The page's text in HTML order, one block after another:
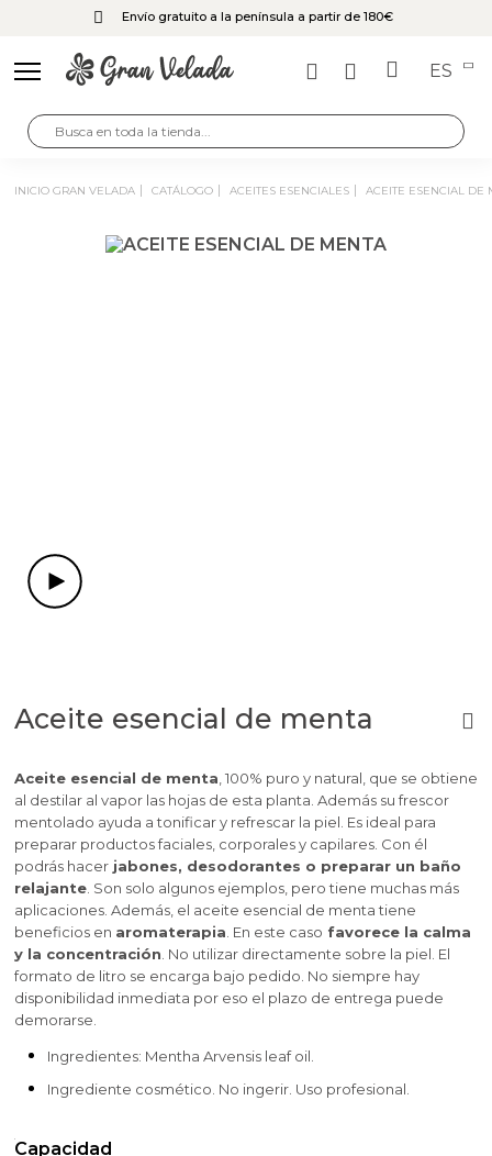
Envío gratuito a la península a partir de 180€
ES
INICIO GRAN VELADA CATÁLOGO ACEITES ESENCIALES ACEITE ESENCIAL DE
Aceite esencial de menta
Aceite esencial de menta , 100% puro y natural, que se obtiene
al destilar al vapor las hojas de esta planta. Además su frescor
mentolado ayuda a tonificar y refrescar la piel. Es ideal para
preparar productos faciales, corporales y capilares. Con él
podrás hacerjabones, desodorantes o preparar un baño
relajante. Son solo algunos ejemplos, pero tiene muchas más
aplicaciones. Además, el aceite esencial de menta tiene
beneficios en aromaterapia . En este caso favorece la calma
y la concentración . No utilizar directamente sobre la piel. El
formato de litro se encarga bajo pedido. No siempre hay
disponibilidad inmediata por eso el plazo de entrega puede
demorarse.
Ingredientes: Mentha Arvensis leaf oil.
Ingrediente cosmético. No ingerir. Uso profesional.
Capacidad